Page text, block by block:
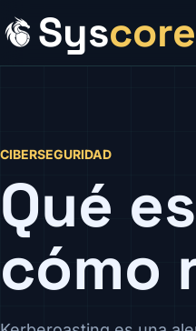
Syscore
CIBERSEGURIDAD
Qué
cómo